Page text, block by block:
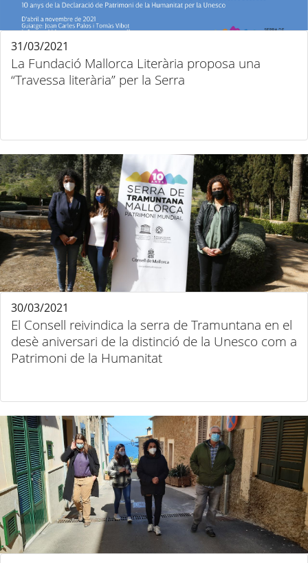
La Fundació Mallorca Literària proposa una
“Travessa literària” per la Serra
31/03/2021
El Consell reivindica la serra de Tramuntana en el
desè aniversari de la distinció de la Unesco com a
Patrimoni de la Humanitat
30/03/2021